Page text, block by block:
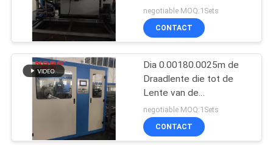
SITEMAP
PRIVACYBELEID
De Machine van de
de lenteassemblage
58
Bednetten
negotiable MOQ:1Sets
CONTACT
Dia 0.00180.0025m de
Draadlente die tot de
Lente van de
Machinematras
Autocoiler maken
Machine
negotiable MOQ:1Sets
CONTACT